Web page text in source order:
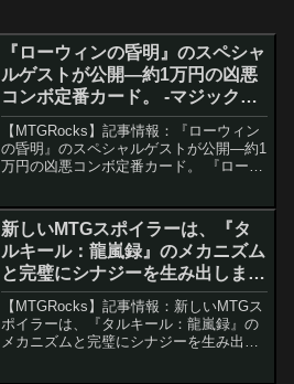
『ローウィンの昏明』のスペシャ
ルゲストが公開―約1万円の凶悪
コンボ定番カード。 -マジック：
ザ・ギャザリング
【MTGRocks】記事情報：『ローウィン
の昏明』のスペシャルゲストが公開―約1
万円の凶悪コンボ定番カード。 『ローウ
を感じさせるデザインや多フォーマット
で活躍したカー...
新しいMTGスポイラーは、『タ
ルキール：龍嵐録』のメカニズム
と完璧にシナジーを生み出しま
す。 – マジック：ザ・ギャザリン
グ
【MTGRocks】記事情報：新しいMTGス
ポイラーは、『タルキール：龍嵐録』の
メカニズムと完璧にシナジーを生み出し